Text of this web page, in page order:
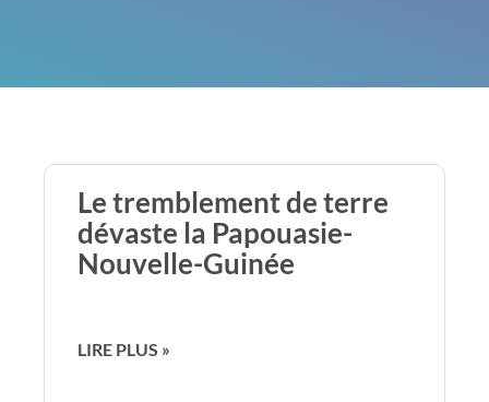
Le tremblement de terre
dévaste la Papouasie-
Nouvelle-Guinée
LIRE PLUS »